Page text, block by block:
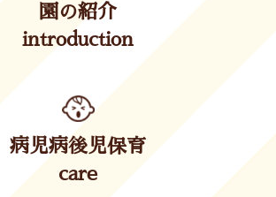
園の紹介
introduction
病児病後児保育
care